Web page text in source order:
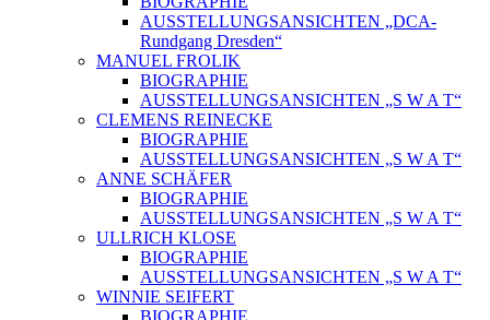
AUSSTELLUNGSANSICHTEN „DCA-
Rundgang Dresden“
MANUEL FROLIK
BIOGRAPHIE
AUSSTELLUNGSANSICHTEN „S W A T“
CLEMENS REINECKE
BIOGRAPHIE
AUSSTELLUNGSANSICHTEN „S W A T“
ANNE SCHÄFER
BIOGRAPHIE
AUSSTELLUNGSANSICHTEN „S W A T“
ULLRICH KLOSE
BIOGRAPHIE
AUSSTELLUNGSANSICHTEN „S W A T“
WINNIE SEIFERT
BIOGRAPHIE